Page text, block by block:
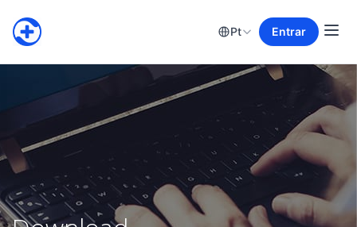
Pt Entrar